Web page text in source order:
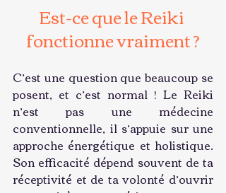
Est-ce que le Reiki
fonctionne vraiment ?
C’est une question que beaucoup se
posent, et c’est normal ! Le Reiki
n’est pas une médecine
conventionnelle, il s’appuie sur une
approche énergétique et holistique.
Son efficacité dépend souvent de ta
réceptivité et de ta volonté d’ouvrir